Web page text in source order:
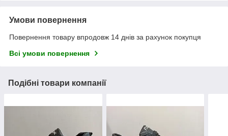
Умови повернення
Повернення товару впродовж 14 днів за рахунок покупця
Всі умови повернення
Подібні товари компанії